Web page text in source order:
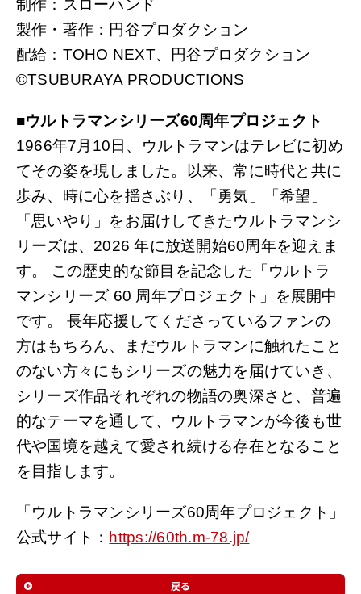
制作：スローハンド
製作・著作：円谷プロダクション
配給：TOHO NEXT、円谷プロダクション
©TSUBURAYA PRODUCTIONS
■ウルトラマンシリーズ60周年プロジェクト
1966年7月10日、ウルトラマンはテレビに初め
てその姿を現しました。以来、常に時代と共に
歩み、時に心を揺さぶり、「勇気」「希望」
「思いやり」をお届けしてきたウルトラマンシ
リーズは、2026 年に放送開始60周年を迎えま
す。 この歴史的な節目を記念した「ウルトラ
マンシリーズ 60 周年プロジェクト」を展開中
です。 長年応援してくださっているファンの
方はもちろん、まだウルトラマンに触れたこと
のない方々にもシリーズの魅力を届けていき、
シリーズ作品それぞれの物語の奥深さと、普遍
的なテーマを通して、ウルトラマンが今後も世
代や国境を越えて愛され続ける存在となること
を目指します。
「ウルトラマンシリーズ60周年プロジェクト」
公式サイト： https://60th.m-78.jp/
戻る